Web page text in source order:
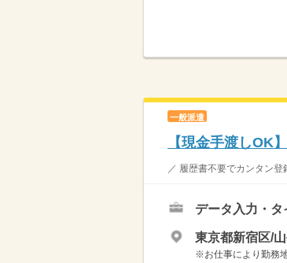
一般派遣
【現金手渡しOK
／ 履歴書不要でカンタン
データ入力・タ
東京都新宿区/
※お仕事により勤務